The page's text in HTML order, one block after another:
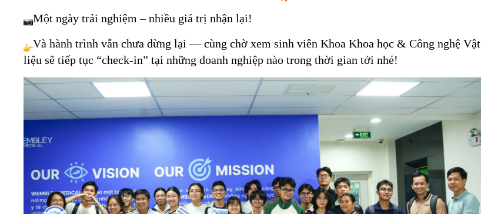
Một ngày trải nghiệm – nhiều giá trị nhận lại!
Và hành trình vẫn chưa dừng lại — cùng chờ xem sinh viên Khoa Khoa học & Công nghệ Vật
liệu sẽ tiếp tục “check-in” tại những doanh nghiệp nào trong thời gian tới nhé!